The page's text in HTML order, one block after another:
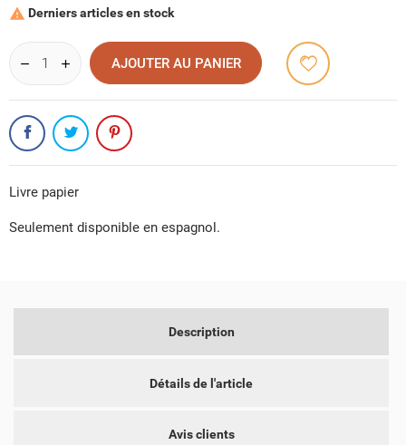
 Derniers articles en stock
AJOUTER AU PANIER
Livre papier
Seulement disponible en espagnol.
Description
Détails de l'article
Avis clients
MES LISTES D'ENVIES
ANNULER